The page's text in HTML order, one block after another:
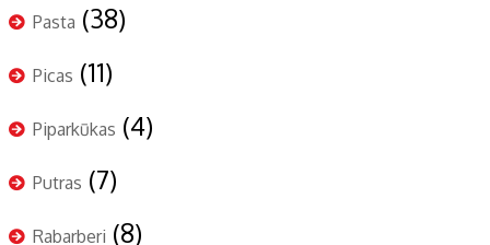
Pasta (38)
Picas (11)
Piparkūkas (4)
Putras (7)
Rabarberi (8)